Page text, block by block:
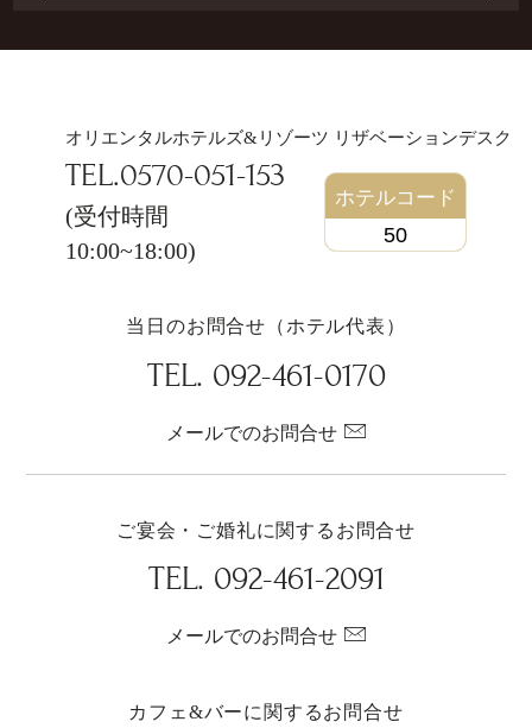
オリエンタルホテルズ&リゾーツ リザベーションデスク
TEL.0570-051-153
(受付時間
10:00~18:00)
ホテルコード
50
当日のお問合せ（ホテル代表）
TEL. 092-461-0170
メールでのお問合せ
ご宴会・ご婚礼に関するお問合せ
TEL. 092-461-2091
メールでのお問合せ
カフェ&バーに関するお問合せ